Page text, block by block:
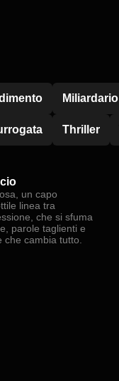
Miliardario
Thriller
un capo
linea tra
che si sfuma
parole taglienti e
cambia tutto.